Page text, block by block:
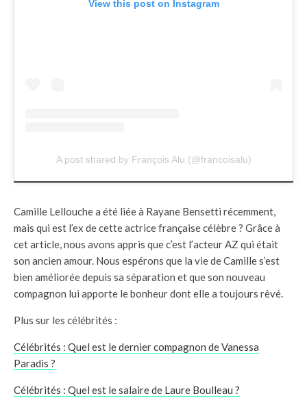
View this post on Instagram
A post shared by François Alu (@francoisalu)
Camille Lellouche a été liée à Rayane Bensetti récemment,
mais qui est l’ex de cette actrice française célèbre ? Grâce à
cet article, nous avons appris que c’est l’acteur AZ qui était
son ancien amour. Nous espérons que la vie de Camille s’est
bien améliorée depuis sa séparation et que son nouveau
compagnon lui apporte le bonheur dont elle a toujours rêvé.
Plus sur les célébrités :
Célébrités : Quel est le dernier compagnon de Vanessa
Paradis ?
Célébrités : Quel est le salaire de Laure Boulleau ?